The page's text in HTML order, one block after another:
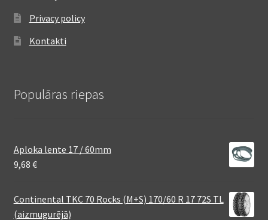
Privacy policy
Kontakti
Populāras riepas
Aploka lente 17 / 60mm
9,68 €
Continental TKC 70 Rocks (M+S) 170/60 R 17 72S TL
(aizmugurējā)